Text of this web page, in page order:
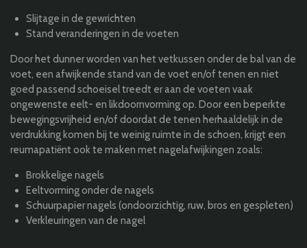
Slijtage in de gewrichten
Stand veranderingen in de voeten
Door het dunner worden van het vetkussen onder de bal van de
voet, een afwijkende stand van de voet en/of tenen en niet
goed passend schoeisel treedt er aan de voeten vaak
ongewenste eelt- en likdoornvorming op. Door een beperkte
bewegingsvrijheid en/of doordat de tenen herhaaldelijk in de
verdrukking komen bij te weinig ruimte in de schoen, krijgt een
reumapatiënt ook te maken met nagelafwijkingen zoals:
Brokkelige nagels
Eeltvorming onder de nagels
Schuurpapier nagels (ondoorzichtig, ruw, bros en gespleten)
Verkleuringen van de nagel